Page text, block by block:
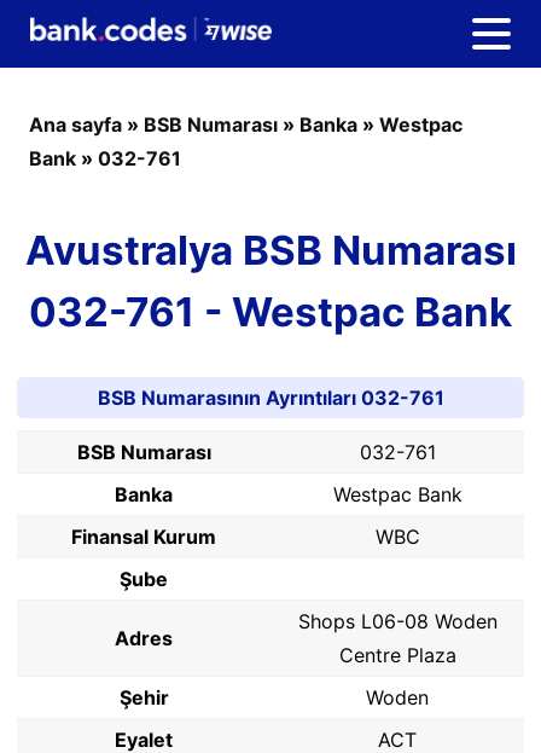
Ana sayfa » BSB Numarası » Banka » Westpac
Bank » 032-761
Avustralya BSB Numarası
032-761 - Westpac Bank
BSB Numarasının Ayrıntıları 032-761
BSB Numarası
032-761
Banka
Westpac Bank
Finansal Kurum
WBC
Şube
Adres
Shops L06-08 Woden
Centre Plaza
Şehir
Woden
Eyalet
ACT